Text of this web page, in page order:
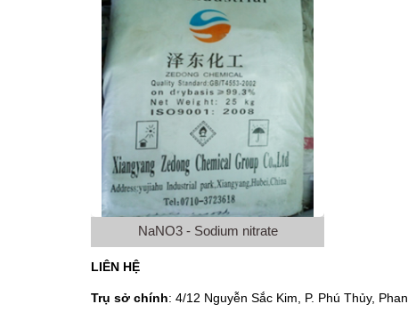
NaNO3 - Sodium nitrate
LIÊN HỆ
Trụ sở chính: 4/12 Nguyễn Sắc Kim, P. Phú Thủy, Phan